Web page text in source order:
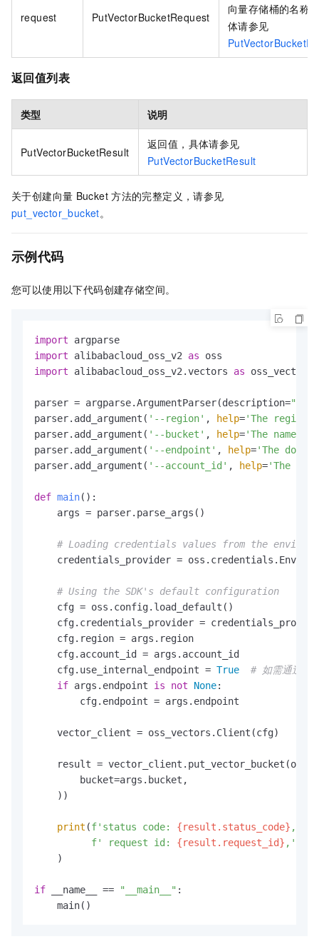
request PutVectorBucketRequest
向量存储桶的名称
体请参见
返回值列表
类型 说明
PutVectorBucketResult
返回值，具体请参见
PutVectorBucketResult
关于创建向量 Bucket 方法的完整定义，请参见
put_vector_bucket。
示例代码
您可以使用以下代码创建存储空间。
import
import alibabacloud_oss_v2 as
import alibabacloud_oss_v2.vectors as oss_vectors
parser = argparse.ArgumentParser(description=
parser.add_argument( '--region' , help='The region
parser.add_argument( '--bucket' , help='The name
parser.add_argument( '--endpoint' , help='The
parser.add_argument( '--account_id' , help='The
def main():
    args = parser.parse_args()
# Loading credentials values from the
credentials_provider =
# Using the SDK's default configuration
    cfg = oss.config.load_default()
cfg.credentials_provider =
    cfg.region = args.region
    cfg.account_id = args.account_id
    cfg.use_internal_endpoint =
True
# 如需通过公
if args.endpoint is not None:
        cfg.endpoint = args.endpoint
    vector_client = oss_vectors.Client(cfg)
result =
        bucket=args.bucket,
    ))
print (f'status code: {result.status_code} ,'
f' request id: {result.request_id} ,'
    )
if __name__ == "__main__" :
    main()